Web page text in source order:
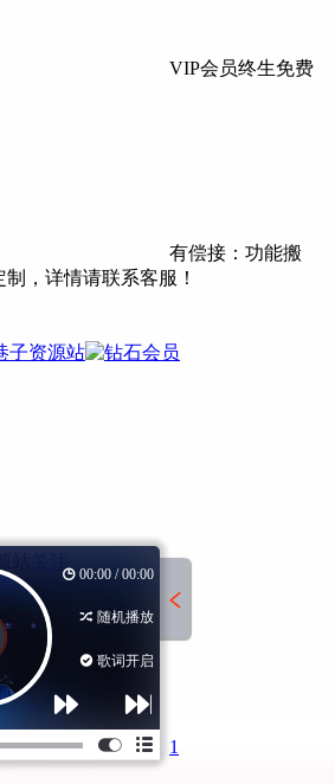
VIP会员终生免费
有偿接：功能搬
，详情请联系客服！
1
00:00 / 00:00
随机播放
歌词开启